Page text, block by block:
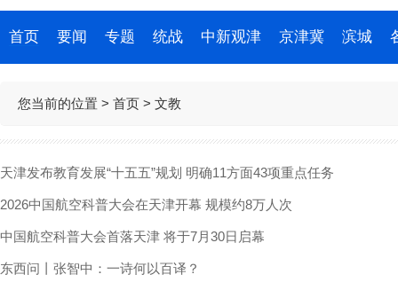
首页 要闻 专题 统战 中新观津 京津冀 滨城
您当前的位置 > 首页 > 文教
天津发布教育发展“十五五”规划 明确11方面43项重点任务
2026中国航空科普大会在天津开幕 规模约8万人次
中国航空科普大会首落天津 将于7月30日启幕
东西问丨张智中：一诗何以百译？